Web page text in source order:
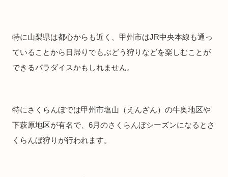
特に山梨県は都心からも近く、甲州市はJR中央本線も通っ
ていることから日帰りでもぶどう狩りなどを楽しむことが
できるパラダイスかもしれません。
特にさくらんぼでは甲州市塩山（えんざん）の牛奥地区や
下萩原地区が有名で、6月のさくらんぼシーズンになるとさ
くらんぼ狩りが行われます。